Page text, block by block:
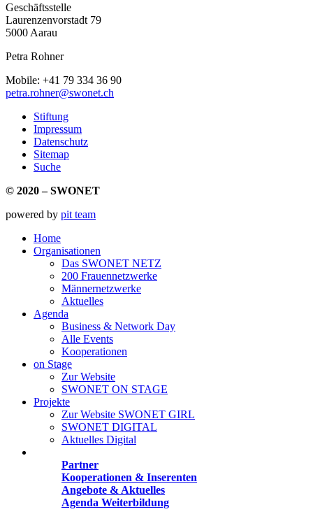
Geschäftsstelle
Laurenzenvorstadt 79
5000 Aarau
Petra Rohner
Mobile: +41 79 334 36 90
petra.rohner@swonet.ch
Stiftung
Impressum
Datenschutz
Sitemap
Suche
© 2020 – SWONET
powered by pit team
Home
Organisationen
Das SWONET NETZ
200 Frauen­netzwerke
Männernetzwerke
Aktuelles
Agenda
Business & Network Day
Alle Events
Kooperationen
on Stage
Zur Website
SWONET ON STAGE
Projekte
Zur Website SWONET GIRL
SWONET DIGITAL
Aktuelles Digital
Partner
Kooperationen & Inserenten
Angebote & Aktuelles
Agenda Weiterbildung